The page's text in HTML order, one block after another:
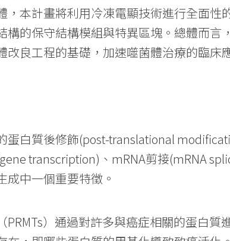
，本計畫將利用冷凍電顯技術進行全面性
構的保守結構模組與特異區塊。總體而言
改良工程的基礎，加速噬菌體治療的臨床
蛋白質後修飾(post-translational
transcription)、mRNA剪接(mRNA
成中一個重要特徵。
PRMTs）通過對許多與癌症相關的蛋白質